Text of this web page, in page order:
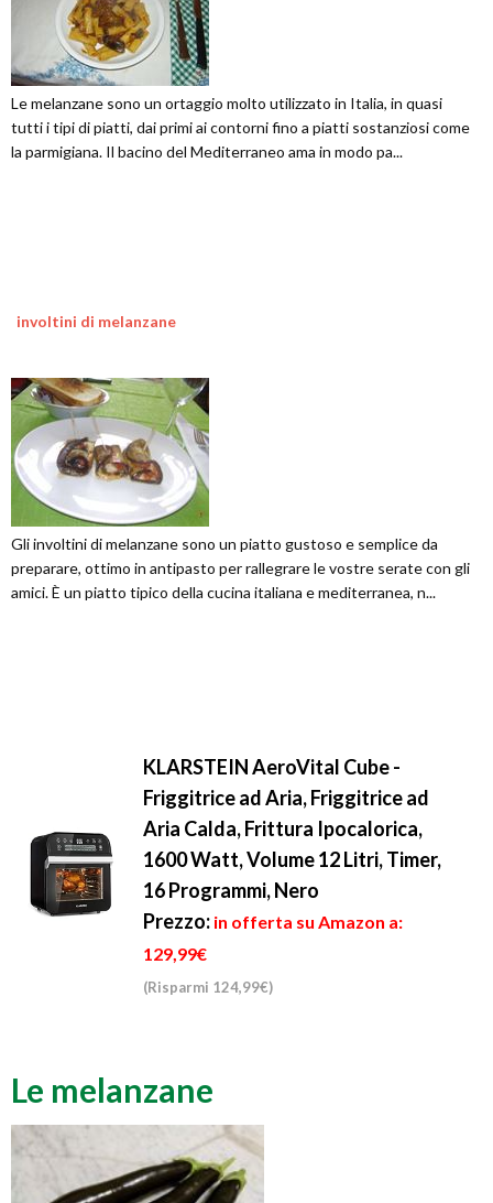
Le melanzane sono un ortaggio molto utilizzato in Italia, in quasi
tutti i tipi di piatti, dai primi ai contorni fino a piatti sostanziosi come
la parmigiana. Il bacino del Mediterraneo ama in modo pa...
involtini di melanzane
Gli involtini di melanzane sono un piatto gustoso e semplice da
preparare, ottimo in antipasto per rallegrare le vostre serate con gli
amici. È un piatto tipico della cucina italiana e mediterranea, n...
KLARSTEIN AeroVital Cube -
Friggitrice ad Aria, Friggitrice ad
Aria Calda, Frittura Ipocalorica,
1600 Watt, Volume 12 Litri, Timer,
16 Programmi, Nero
Prezzo: in offerta su Amazon a:
129,99€
(Risparmi 124,99€)
Le melanzane